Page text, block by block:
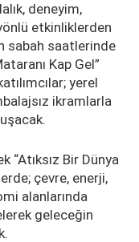
deneyim,
etkinliklerden
sabah saatlerinde
Kap Gel”
yerel
ikramlarla
“Atıksız Bir Dünya
çevre, enerji,
alanlarında
geleceğin